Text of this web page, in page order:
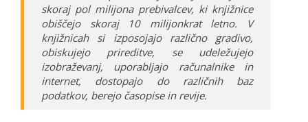
skoraj pol milijona prebivalcev, ki knjižnice
obiščejo skoraj 10 milijonkrat letno. V
knjižnicah si izposojajo različno gradivo,
obiskujejo prireditve, se udeležujejo
izobraževanj, uporabljajo računalnike in
internet, dostopajo do različnih baz
podatkov, berejo časopise in revije.